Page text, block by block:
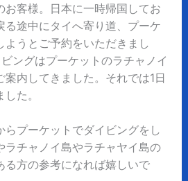
お客様。日本に一時帰国してお
る途中にタイへ寄り道、プーケ
ようとご予約をいただきまし
ングはプーケットのラチャノイ
内してきました。それでは1日
た。
らプーケットでダイビングをし
ラチャノイ島やラチャヤイ島の
る方の参考になれば嬉しいで